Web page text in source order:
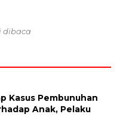
dibaca
Kasus Pembunuhan
Anak, Pelaku